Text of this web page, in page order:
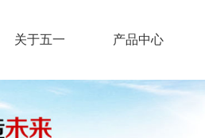
关于五一 产品中心